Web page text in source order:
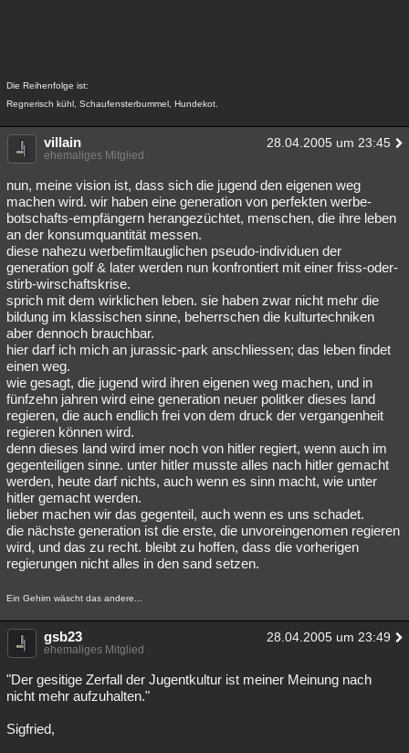
Die Reihenfolge ist:
Regnerisch kühl, Schaufensterbummel, Hundekot.
villain 28.04.2005 um 23:45
ehemaliges Mitglied
nun, meine vision ist, dass sich die jugend den eigenen weg
machen wird. wir haben eine generation von perfekten werbe-
botschafts-empfängern herangezüchtet, menschen, die ihre leben
an der konsumquantität messen.
diese nahezu werbefimltauglichen pseudo-individuen der
generation golf & later werden nun konfrontiert mit einer friss-oder-
stirb-wirschaftskrise.
sprich mit dem wirklichen leben. sie haben zwar nicht mehr die
bildung im klassischen sinne, beherrschen die kulturtechniken
aber dennoch brauchbar.
hier darf ich mich an jurassic-park anschliessen; das leben findet
einen weg.
wie gesagt, die jugend wird ihren eigenen weg machen, und in
fünfzehn jahren wird eine generation neuer politker dieses land
regieren, die auch endlich frei von dem druck der vergangenheit
regieren können wird.
denn dieses land wird imer noch von hitler regiert, wenn auch im
gegenteiligen sinne. unter hitler musste alles nach hitler gemacht
werden, heute darf nichts, auch wenn es sinn macht, wie unter
hitler gemacht werden.
lieber machen wir das gegenteil, auch wenn es uns schadet.
die nächste generation ist die erste, die unvoreingenomen regieren
wird, und das zu recht. bleibt zu hoffen, dass die vorherigen
regierungen nicht alles in den sand setzen.
Ein Gehirn wäscht das andere...
gsb23 28.04.2005 um 23:49
ehemaliges Mitglied
"Der gesitige Zerfall der Jugentkultur ist meiner Meinung nach
nicht mehr aufzuhalten."
Sigfried,